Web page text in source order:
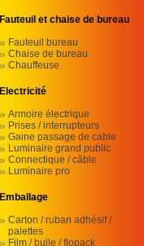
Fauteuil et chaise de bureau
Fauteuil bureau
Chaise de bureau
Chauffeuse
Electricité
Armoire électrique
Prises / interrupteurs
Gaine passage de cable
Luminaire grand public
Connectique / câble
Luminaire pro
Emballage
Carton / ruban adhésif /
palettes
Film / bulle / flopack